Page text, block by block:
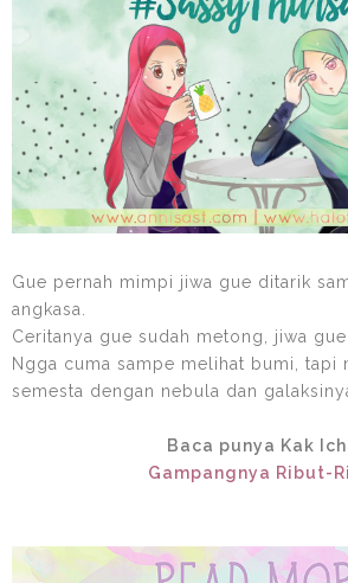
Gue pernah mimpi jiwa gue ditarik
angkasa.
Ceritanya gue sudah metong, jiwa gue
Ngga cuma sampe melihat bumi, tapi
semesta dengan nebula dan
Baca punya Kak
Gampangnya Ribut-